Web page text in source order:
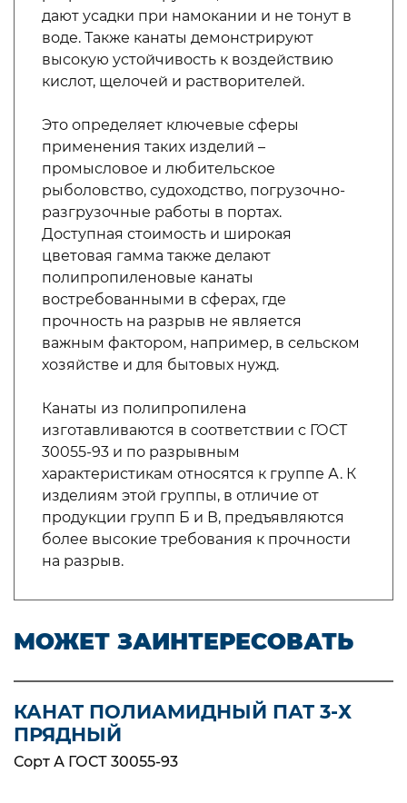
дают усадки при намокании и не тонут в
воде. Также канаты демонстрируют
высокую устойчивость к воздействию
кислот, щелочей и растворителей.
Это определяет ключевые сферы
применения таких изделий –
промысловое и любительское
рыболовство, судоходство, погрузочно-
разгрузочные работы в портах.
Доступная стоимость и широкая
цветовая гамма также делают
полипропиленовые канаты
востребованными в сферах, где
прочность на разрыв не является
важным фактором, например, в сельском
хозяйстве и для бытовых нужд.
Канаты из полипропилена
изготавливаются в соответствии с ГОСТ
30055-93 и по разрывным
характеристикам относятся к группе А. К
изделиям этой группы, в отличие от
продукции групп Б и В, предъявляются
более высокие требования к прочности
на разрыв.
МОЖЕТ ЗАИНТЕРЕСОВАТЬ
КАНАТ ПОЛИАМИДНЫЙ ПАТ 3-Х
ПРЯДНЫЙ
Сорт А ГОСТ 30055-93